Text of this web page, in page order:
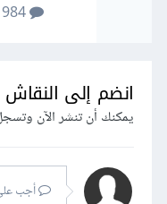
انضم إلى النقاش
يمكنك أن تنشر الآن
أجب